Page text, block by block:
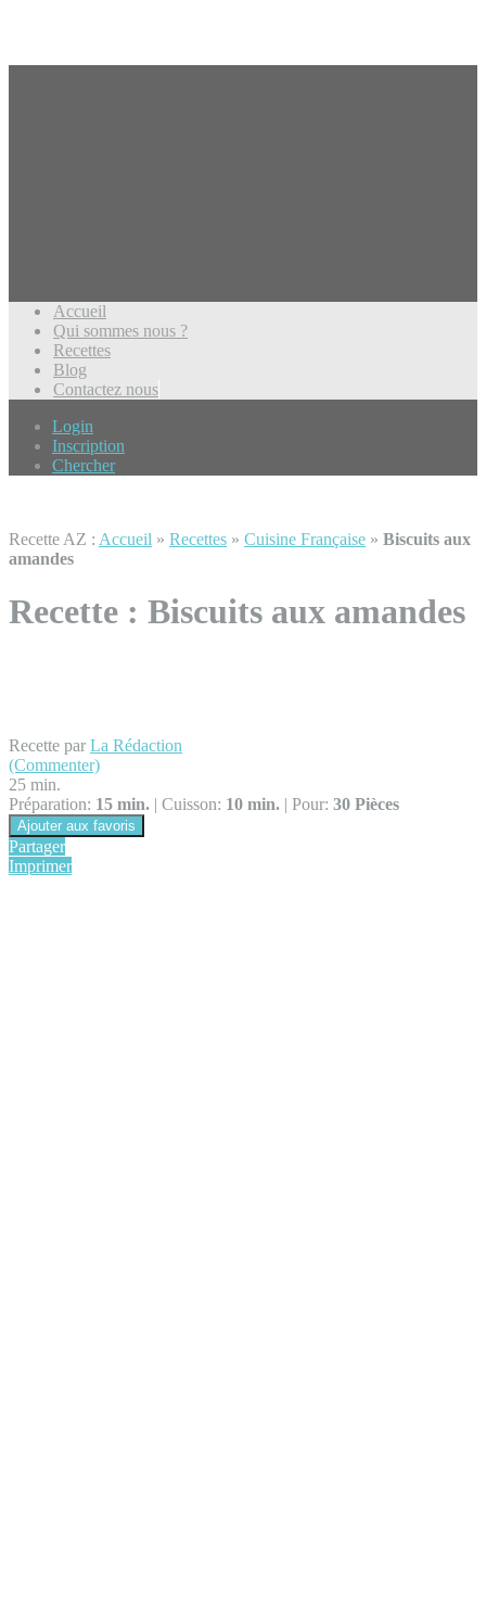
Accueil
Qui sommes nous ?
Recettes
Blog
Contactez nous
Login
Inscription
Chercher
Recette AZ : Accueil » Recettes » Cuisine Française » Biscuits aux
amandes
Recette : Biscuits aux amandes
Recette par La Rédaction
(Commenter)
25 min.
Préparation: 15 min. | Cuisson: 10 min. | Pour: 30 Pièces
Ajouter aux favoris
Partager
Imprimer